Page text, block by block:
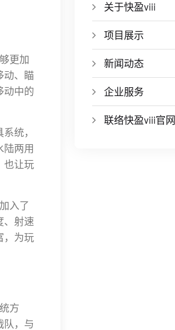
更加
动、瞄
动中的
统，
陆两用
也让玩
入了
、射速
，为玩
方
队，与
关于快盈viii
项目展示
新闻动态
企业服务
联络快盈viii官网